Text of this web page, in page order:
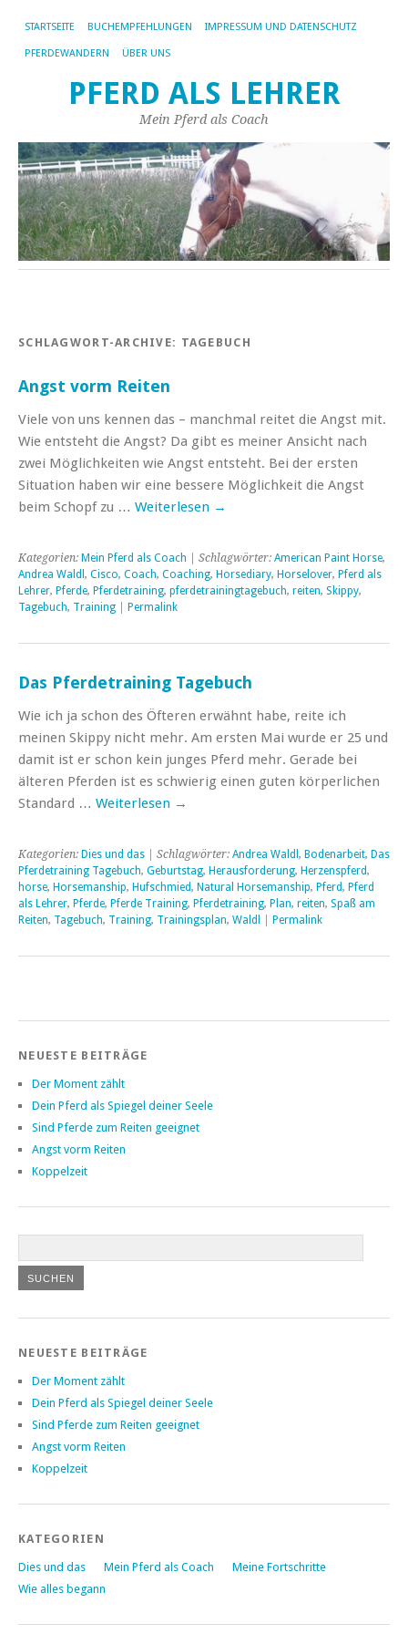
STARTSEITE BUCHEMPFEHLUNGEN IMPRESSUM UND DATENSCHUTZ
PFERDEWANDERN ÜBER UNS
PFERD ALS LEHRER
Mein Pferd als Coach
SCHLAGWORT-ARCHIVE: TAGEBUCH
Angst vorm Reiten
Viele von uns kennen das – manchmal reitet die Angst mit.
Wie entsteht die Angst? Da gibt es meiner Ansicht nach
zwei Möglichkeiten wie Angst entsteht. Bei der ersten
Situation haben wir eine bessere Möglichkeit die Angst
beim Schopf zu … Weiterlesen →
Kategorien: Mein Pferd als Coach | Schlagwörter: American Paint Horse,
Andrea Waldl , Cisco, Coach, Coaching, Horsediary, Horselover, Pferd als
Lehrer, Pferde, Pferdetraining, pferdetrainingtagebuch, reiten, Skippy,
Tagebuch, Training Permalink
Das Pferdetraining Tagebuch
Wie ich ja schon des Öfteren erwähnt habe, reite ich
meinen Skippy nicht mehr. Am ersten Mai wurde er 25 und
damit ist er schon kein junges Pferd mehr. Gerade bei
älteren Pferden ist es schwierig einen guten körperlichen
Standard … Weiterlesen →
Kategorien: Dies und das | Schlagwörter: Andrea Waldl , Bodenarbeit, Das
Pferdetraining Tagebuch, Geburtstag, Herausforderung, Herzenspferd,
horse, Horsemanship, Hufschmied, Natural Horsemanship, Pferd, Pferd
als Lehrer, Pferde, Pferde Training, Pferdetraining, Plan, reiten, Spaß am
Reiten, Tagebuch, Training, Trainingsplan, Waldl Permalink
NEUESTE BEITRÄGE
Der Moment zählt
Dein Pferd als Spiegel deiner Seele
Sind Pferde zum Reiten geeignet
Angst vorm Reiten
Koppelzeit
NEUESTE BEITRÄGE
Der Moment zählt
Dein Pferd als Spiegel deiner Seele
Sind Pferde zum Reiten geeignet
Angst vorm Reiten
Koppelzeit
KATEGORIEN
Dies und das Mein Pferd als Coach
Meine Fortschritte
Wie alles begann